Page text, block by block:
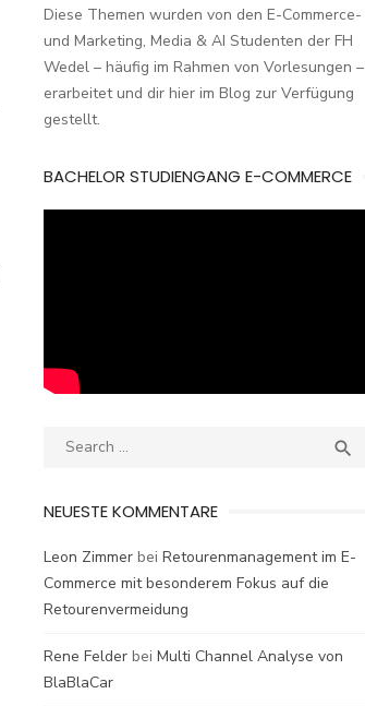
Diese Themen wurden von den E-Commerce-
und Marketing, Media & AI Studenten der FH
Wedel – häufig im Rahmen von Vorlesungen –
erarbeitet und dir hier im Blog zur Verfügung
gestellt.
BACHELOR STUDIENGANG E-COMMERCE
Search

NEUESTE KOMMENTARE
Leon Zimmer bei Retourenmanagement im E-
Commerce mit besonderem Fokus auf die
Retourenvermeidung
Rene Felder bei Multi Channel Analyse von
BlaBlaCar